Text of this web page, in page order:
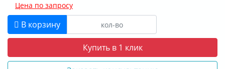
Цена по запросу
В корзину
Купить в 1 клик